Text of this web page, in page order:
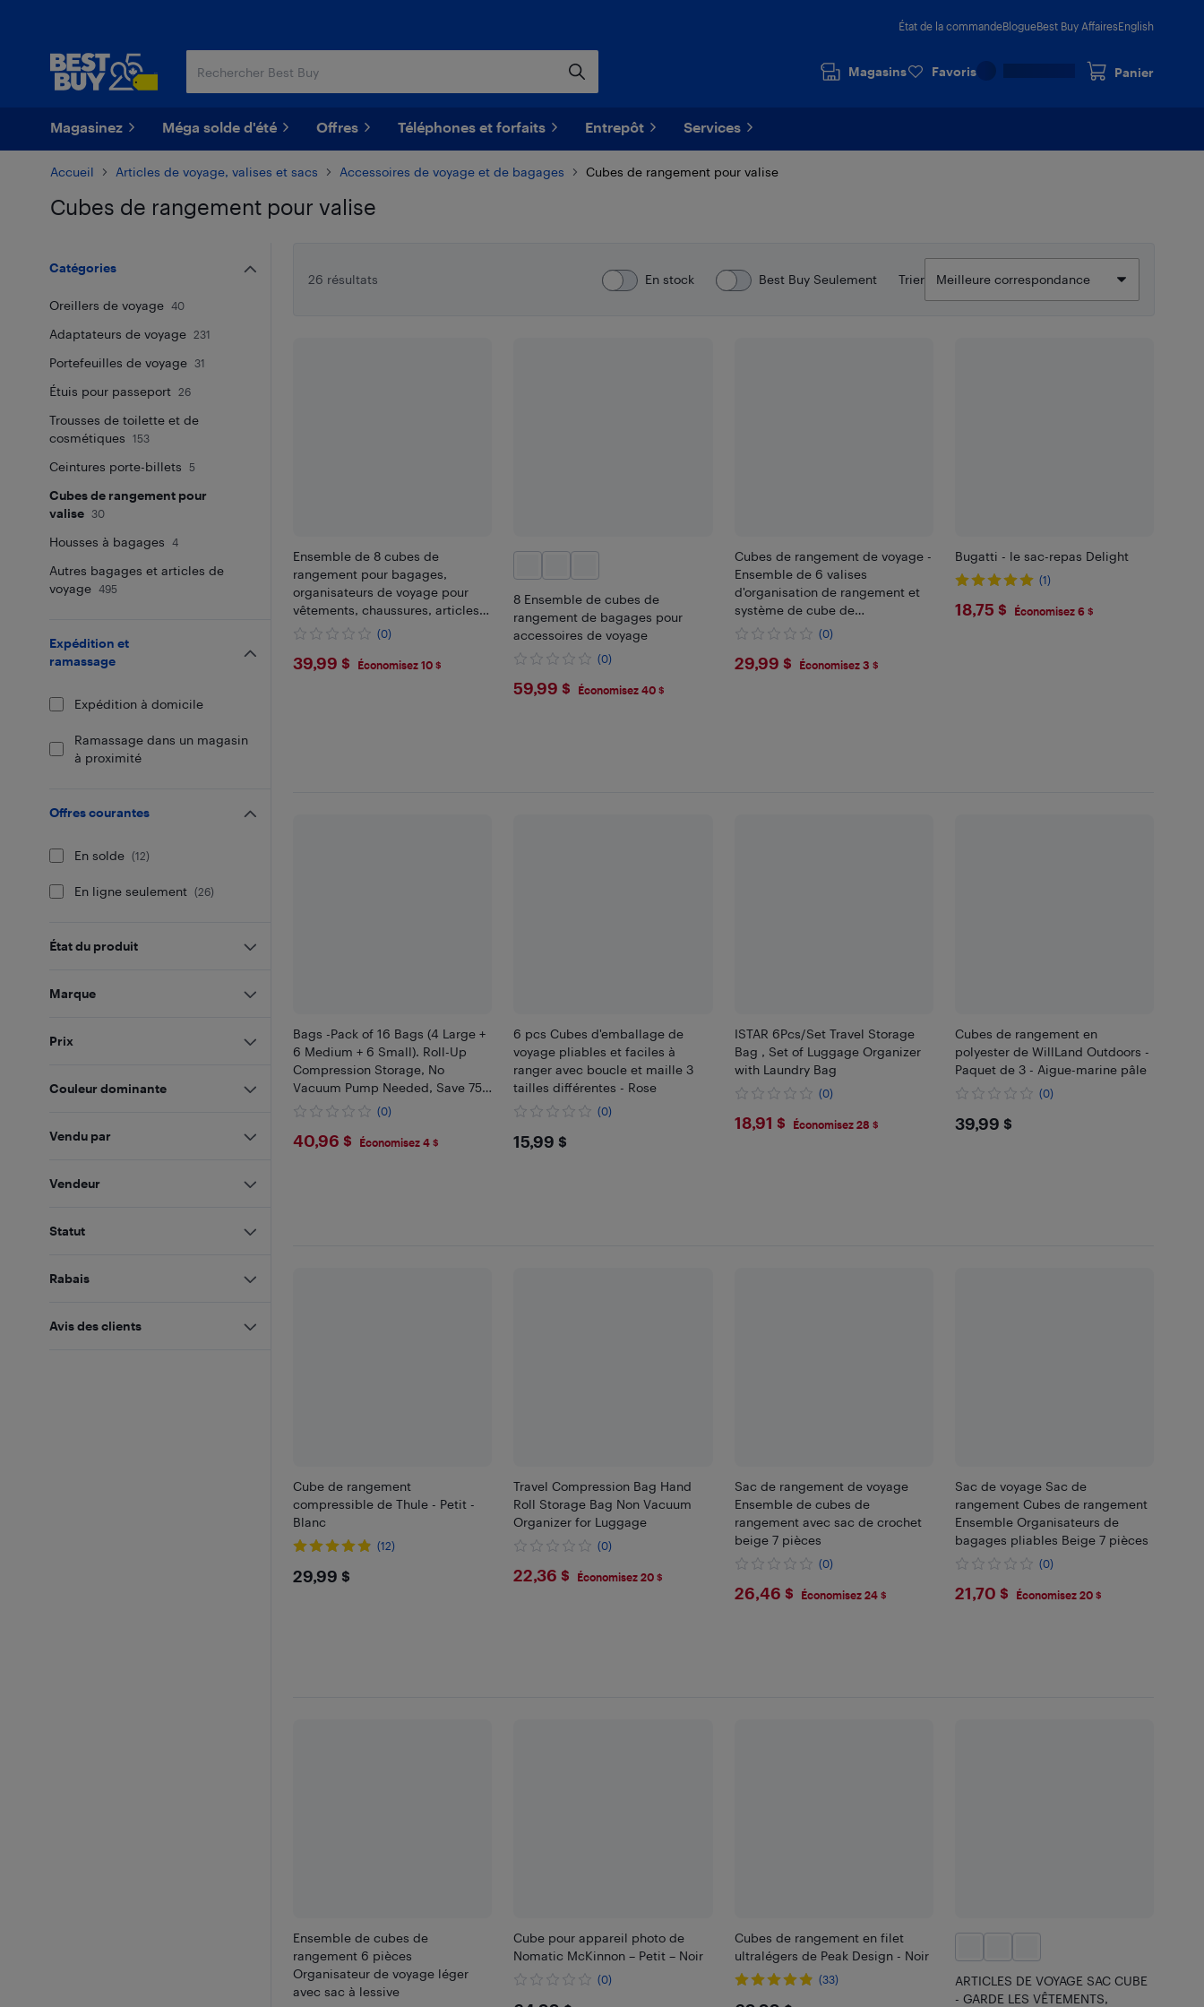
État de la commandeBlogueBest Buy AffairesEnglish
Magasins Favoris Panier
Magasinez Méga solde d'été Offres Téléphones et forfaits Entrepôt Services
Accueil Articles de voyage, valises et sacs Accessoires de voyage et de bagages Cubes de rangement pour valise
Cubes de rangement pour valise
26 résultats
En stock Best Buy Seulement Trier
Ensemble de 8 cubes de
rangement pour bagages,
organisateurs de voyage pour
vêtements, chaussures, articles
de toilette et accessoires
(0)
$39.99
39,99 $ Économisez 10 $
8 Ensemble de cubes de
rangement de bagages pour
accessoires de voyage
(0)
$59.99
59,99 $ Économisez 40 $
Cubes de rangement de voyage -
Ensemble de 6 valises
d'organisation de rangement et
système de cube de
compression
(0)
$29.99
29,99 $ Économisez 3 $
Bugatti - le sac-repas Delight
(1)
$18.75
18,75 $ Économisez 6 $
Bags -Pack of 16 Bags (4 Large +
6 Medium + 6 Small). Roll-Up
Compression Storage, No
Vacuum Pump Needed, Save 75%
Luggage Space, Perfect for
(0)
$40.96
40,96 $ Économisez 4 $
6 pcs Cubes d'emballage de
voyage pliables et faciles à
ranger avec boucle et maille 3
tailles différentes - Rose
(0)
$15.99
15,99 $
ISTAR 6Pcs/Set Travel Storage
Bag , Set of Luggage Organizer
with Laundry Bag
(0)
$18.91
18,91 $ Économisez 28 $
Cubes de rangement en
polyester de WillLand Outdoors -
Paquet de 3 - Aigue-marine pâle
(0)
$39.99
39,99 $
Cube de rangement
compressible de Thule - Petit -
Blanc
(12)
$29.99
29,99 $
Travel Compression Bag Hand
Roll Storage Bag Non Vacuum
Organizer for Luggage
(0)
$22.36
22,36 $ Économisez 20 $
Sac de rangement de voyage
Ensemble de cubes de
rangement avec sac de crochet
beige 7 pièces
(0)
$26.46
26,46 $ Économisez 24 $
Sac de voyage Sac de
rangement Cubes de rangement
Ensemble Organisateurs de
bagages pliables Beige 7 pièces
(0)
$21.7
21,70 $ Économisez 20 $
Ensemble de cubes de
rangement 6 pièces
Organisateur de voyage léger
avec sac à lessive
Cube pour appareil photo de
Nomatic McKinnon – Petit – Noir
(0)
Cubes de rangement en filet
ultralégers de Peak Design - Noir
(33)
ARTICLES DE VOYAGE SAC CUBE
- GARDE LES VÊTEMENTS,
Catégories
Oreillers de voyage 40
Adaptateurs de voyage 231
Portefeuilles de voyage 31
Étuis pour passeport 26
Trousses de toilette et de
cosmétiques
153
Ceintures porte-billets 5
Cubes de rangement pour
valise
30
Housses à bagages 4
Autres bagages et articles de
voyage
495
Expédition et
ramassage
Expédition à domicile
Ramassage dans un magasin
à proximité
Offres courantes
En solde (12)
En ligne seulement (26)
État du produit
Marque
Prix
Couleur dominante
Vendu par
Vendeur
Statut
Rabais
Avis des clients